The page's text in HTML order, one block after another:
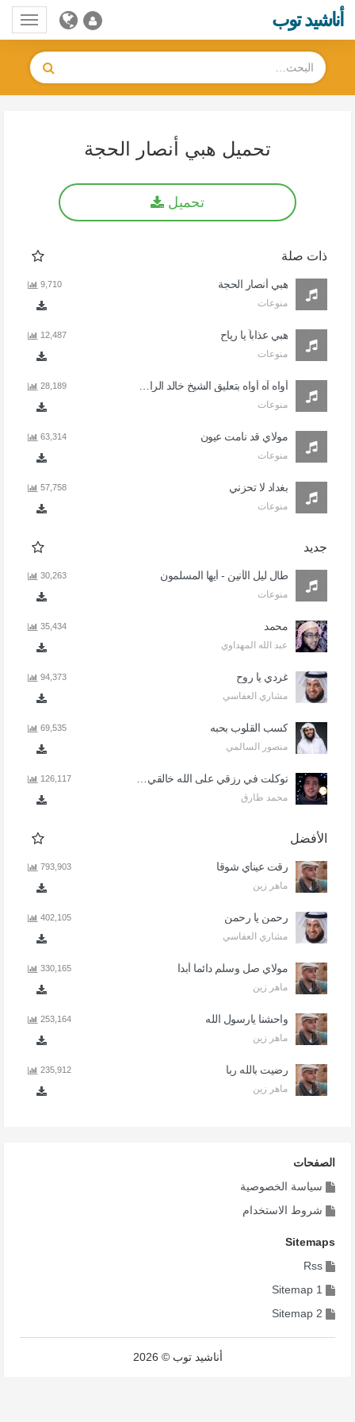
أناشيد توب
تحميل هبي أنصار الحجة
تحميل
ذات صلة
هبي أنصار الحجة
منوعات
9,710
هبي عذاباً يا رياح
منوعات
12,487
منوعات
28,189
مولاي قد نامت عيون
منوعات
63,314
بغداد لا تحزني
منوعات
57,758
جديد
طال ليل الأنين - أيها المسلمون
منوعات
30,263
محمد
عبد الله المهداوي
35,434
غردي يا روح
مشاري العفاسي
94,373
كسب القلوب بحبه
منصور السالمي
69,535
محمد طارق
126,117
الأفضل
رقت عيناي شوقا
ماهر زين
793,903
رحمن يا رحمن
مشاري العفاسي
402,105
مولاي صل وسلم دائما أبدا
ماهر زين
330,165
واحشنا يارسول الله
ماهر زين
253,164
رضيت بالله ربا
ماهر زين
235,912
الصفحات
سياسة الخصوصية
شروط الاستخدام
Sitemaps
Rss
Sitemap 1
Sitemap 2
أناشيد توب © 2026